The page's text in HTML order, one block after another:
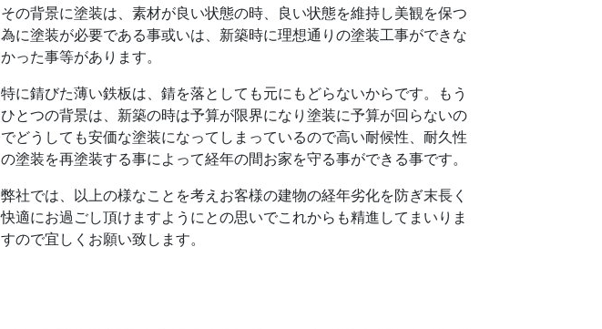
その背景に塗装は、素材が良い状態の時、良い状態を維持し美観を保つ
為に塗装が必要である事或いは、新築時に理想通りの塗装工事ができな
かった事等があります。
特に錆びた薄い鉄板は、錆を落としても元にもどらないからです。もう
ひとつの背景は、新築の時は予算が限界になり塗装に予算が回らないの
でどうしても安価な塗装になってしまっているので高い耐候性、耐久性
の塗装を再塗装する事によって経年の間お家を守る事ができる事です。
弊社では、以上の様なことを考えお客様の建物の経年劣化を防ぎ末長く
快適にお過ごし頂けますようにとの思いでこれからも精進してまいりま
すので宜しくお願い致します。